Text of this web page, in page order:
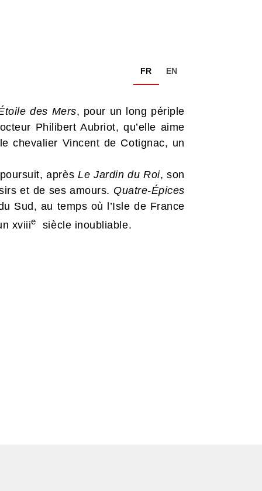
FR EN
des Mers, pour un long périple
Philibert Aubriot, qu’elle aime
chevalier Vincent de Cotignac, un
aprèsLe Jardin du Roi, son
et de ses amours. Quatre-Épices
Sud, au temps où l’Isle de France
xviiie siècle inoubliable.